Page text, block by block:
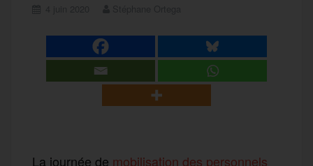
La journée de mobilisation des personnels